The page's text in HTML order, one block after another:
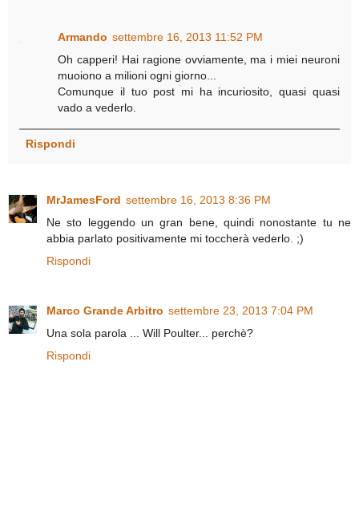
Armando settembre 16, 2013 11:52 PM
Oh capperi! Hai ragione ovviamente, ma i miei neuroni
muoiono a milioni ogni giorno...
Comunque il tuo post mi ha incuriosito, quasi quasi
vado a vederlo.
Rispondi
MrJamesFord settembre 16, 2013 8:36 PM
Ne sto leggendo un gran bene, quindi nonostante tu ne
abbia parlato positivamente mi toccherà vederlo. ;)
Rispondi
Marco Grande Arbitro settembre 23, 2013 7:04 PM
Una sola parola ... Will Poulter... perchè?
Rispondi